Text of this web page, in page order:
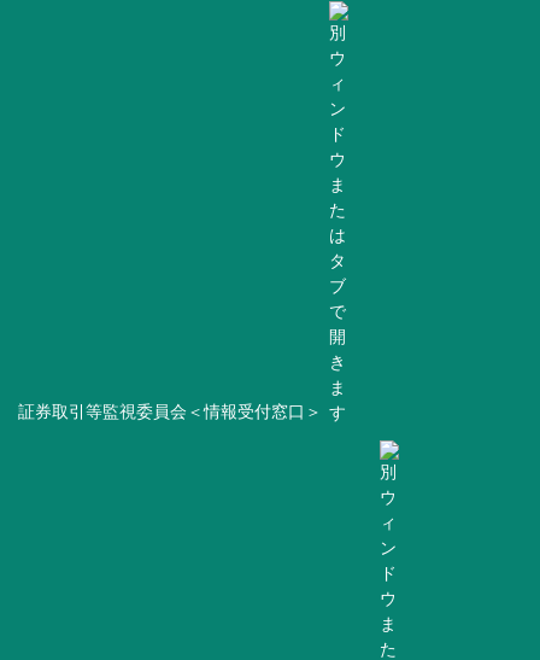
証券取引等監視委員会＜情報受付窓口＞